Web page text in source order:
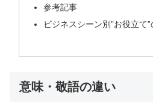
参考記事
ビジネスシーン別”お役立て
意味・敬語の違い